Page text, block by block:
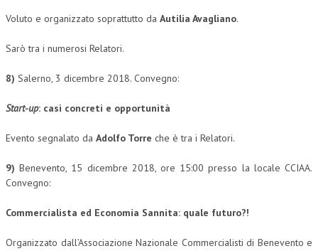
ARCHIVIO EVENTI (FINO AL 2022)
CORSI ENTI TERZI
DOCUMENTI
TESI DI LAUREA
MATERIALE DIDATTICO
Voluto e organizzato soprattutto da Autilia Avagliano.
Sarò tra i numerosi Relatori.
8) Salerno, 3 dicembre 2018. Convegno:
Start-up: casi concreti e opportunità
Evento segnalato da Adolfo Torre che è tra i Relatori.
9) Benevento, 15 dicembre 2018, ore 15:00 presso la locale CCIAA.
Convegno:
Commercialista ed Economia Sannita: quale futuro?!
Organizzato dall’Associazione Nazionale Commercialisti di Benevento e